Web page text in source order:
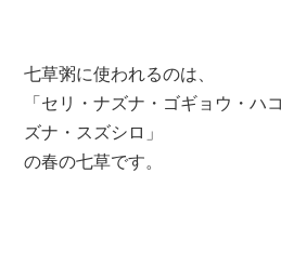
七草粥に使われるのは、
「セリ・ナズナ・ゴギョウ・ハ
ズナ・スズシロ」
の春の七草です。